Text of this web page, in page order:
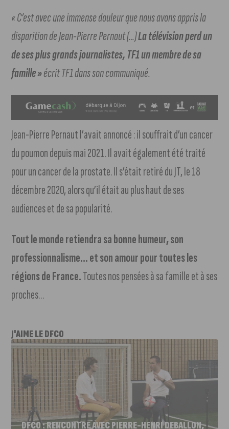
« C’est avec une immense douleur que nous avons appris la
disparition de Jean-Pierre Pernaut (…)La télévision perd un
de ses plus grands journalistes, TF1 un membre de sa
famille »écrit TF1 dans son communiqué.
Jean-Pierre Pernaut l’avait annoncé : il souffrait d’un cancer
du poumon depuis mai 2021. Il avait également été traité
pour un cancer de la prostate. Il s’était retiré du JT, le 18
décembre 2020, alors qu’il était au plus haut de ses
audiences et de sa popularité.
Tout le monde retiendra sa bonne humeur, son
professionnalisme… et son amour pour toutes les
régions de France.Toutes nos pensées à sa famille et à ses
proches…
J'AIME LE DFCO
DFCO : RENCONTRE AVEC PIERRE-HENRI DEBALLON,